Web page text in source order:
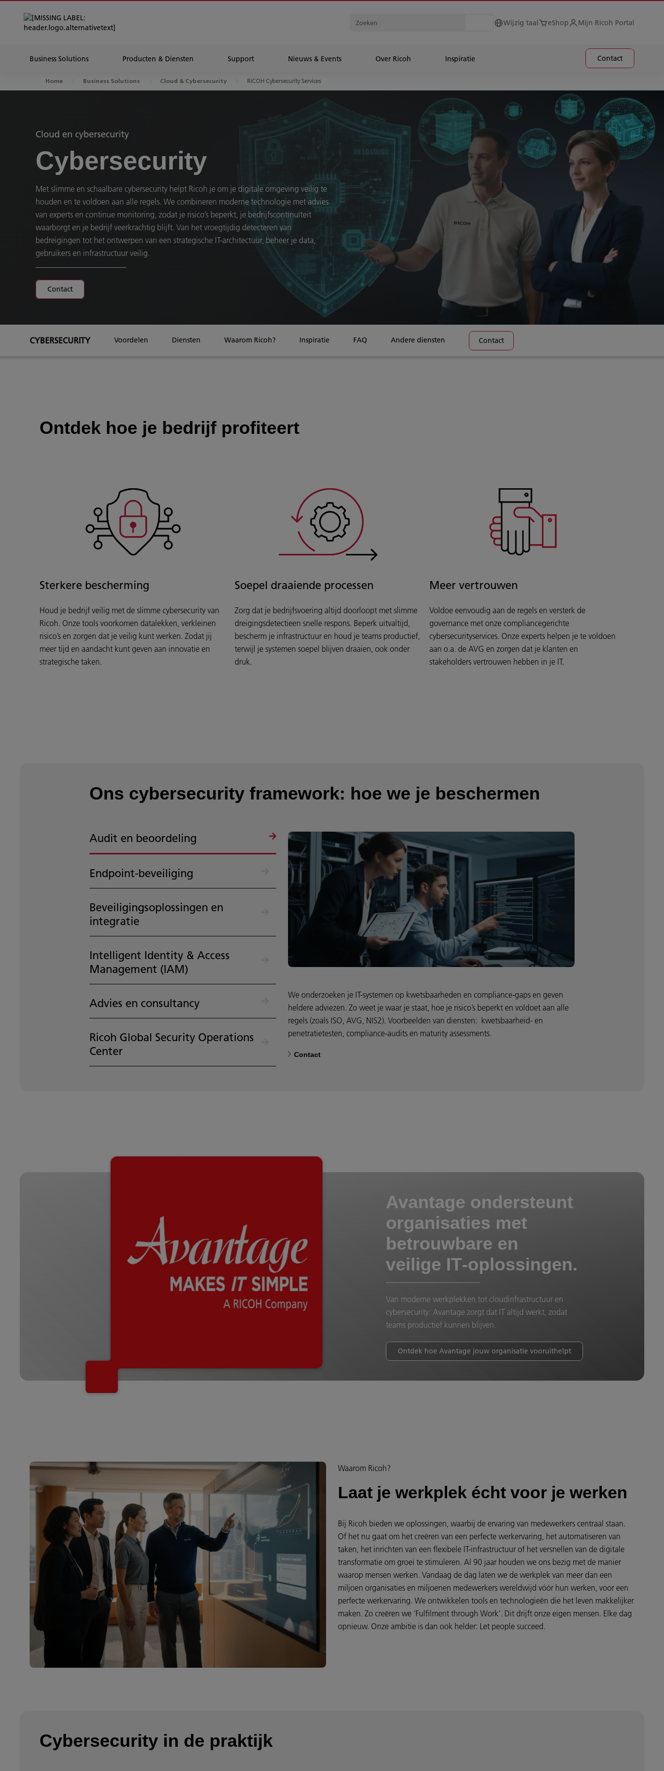
Wijzig taal eShop Mijn Ricoh Portal
Business Solutions Producten & Diensten Support Nieuws & Events Over Ricoh Inspiratie Contact
Home Business Solutions Cloud & Cybersecurity RICOH Cybersecurity Services
Cloud en cybersecurity
Cybersecurity
Met slimme en schaalbare cybersecurity helpt Ricoh je om je digitale omgeving veilig te
houden en te voldoen aan alle regels. We combineren moderne technologie met advies
van experts en continue monitoring, zodat je risico’s beperkt, je bedrijfscontinuïteit
waarborgt en je bedrijf veerkrachtig blijft. Van het vroegtijdig detecteren van
bedreigingen tot het ontwerpen van een strategische IT-architectuur, beheer je data,
gebruikers en infrastructuur veilig.
Contact
CYBERSECURITY Voordelen Diensten Waarom Ricoh? Inspiratie FAQ Andere diensten Contact
Ontdek hoe je bedrijf profiteert
Sterkere bescherming
Houd je bedrijf veilig met de slimme cybersecurity van
Ricoh. Onze tools voorkomen datalekken, verkleinen
risico’s en zorgen dat je veilig kunt werken. Zodat jij
meer tijd en aandacht kunt geven aan innovatie en
strategische taken.
Soepel draaiende processen
Zorg dat je bedrijfsvoering altijd doorloopt met slimme
dreigingsdetectieen snelle respons. Beperk uitvaltijd,
bescherm je infrastructuur en houd je teams productief,
terwijl je systemen soepel blijven draaien, ook onder
druk.
Meer vertrouwen
Voldoe eenvoudig aan de regels en versterk de
governance met onze compliancegerichte
cybersecurityservices. Onze experts helpen je te voldoen
aan o.a. de AVG en zorgen dat je klanten en
stakeholders vertrouwen hebben in je IT.
Ons cybersecurity framework: hoe we je beschermen
Audit en beoordeling
Endpoint-beveiliging
Beveiligingsoplossingen en
integratie
Intelligent Identity & Access
Management (IAM)
Advies en consultancy
Ricoh Global Security Operations
Center
We onderzoeken je IT-systemen op kwetsbaarheden en compliance-gaps en geven
heldere adviezen. Zo weet je waar je staat, hoe je risico’s beperkt en voldoet aan alle
regels (zoals ISO, AVG, NIS2). Voorbeelden van diensten: kwetsbaarheid- en
penetratietesten, compliance-audits en maturity assessments.
Contact
Avantage ondersteunt
organisaties met
betrouwbare en
veilige IT‑oplossingen.
Van moderne werkplekken tot cloudinfrastructuur en
cybersecurity: Avantage zorgt dat IT altijd werkt, zodat
teams productief kunnen blijven.
Ontdek hoe Avantage jouw organisatie vooruithelpt
Waarom Ricoh?
Laat je werkplek écht voor je werken
Bij Ricoh bieden we oplossingen, waarbij de ervaring van medewerkers centraal staan.
Of het nu gaat om het creëren van een perfecte werkervaring, het automatiseren van
taken, het inrichten van een flexibele IT-infrastructuur of het versnellen van de digitale
transformatie om groei te stimuleren. Al 90 jaar houden we ons bezig met de manier
waarop mensen werken. Vandaag de dag laten we de werkplek van meer dan een
miljoen organisaties en miljoenen medewerkers wereldwijd vóór hun werken, voor een
perfecte werkervaring. We ontwikkelen tools en technologieën die het leven makkelijker
maken. Zo creëren we ‘Fulfilment through Work’. Dit drijft onze eigen mensen. Elke dag
opnieuw. Onze ambitie is dan ook helder: Let people succeed.
Cybersecurity in de praktijk